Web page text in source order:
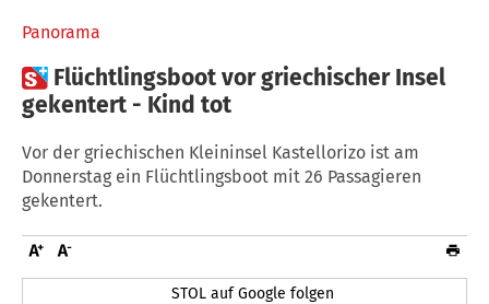
Panorama
 Flüchtlingsboot vor griechischer Insel
gekentert - Kind tot
Vor der griechischen Kleininsel Kastellorizo ist am
Donnerstag ein Flüchtlingsboot mit 26 Passagieren
gekentert.
STOL auf Google folgen